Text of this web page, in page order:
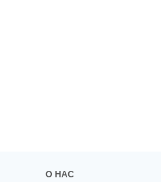
О НАС